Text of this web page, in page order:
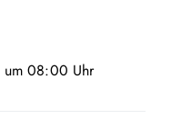
um08:00 Uhr